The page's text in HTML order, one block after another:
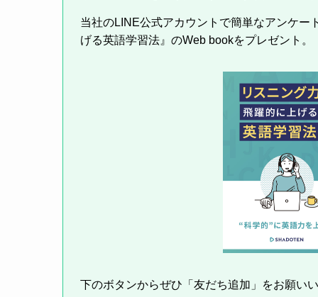
当社のLINE公式アカウントで簡単なアンケー
げる英語学習法』のWeb bookをプレゼント。
下のボタンからぜひ「友だち追加」をお願い